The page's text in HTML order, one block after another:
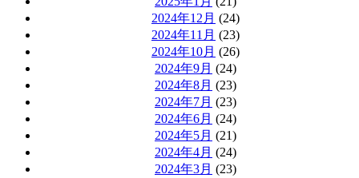
2024年12月 (24)
2024年11月 (23)
2024年10月 (26)
2024年9月 (24)
2024年8月 (23)
2024年7月 (23)
2024年6月 (24)
2024年5月 (21)
2024年4月 (24)
2024年3月 (23)